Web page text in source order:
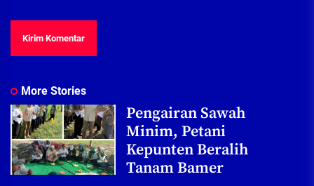
More Stories
Pengairan Sawah
Minim, Petani
Kepunten Beralih
Tanam Bamer